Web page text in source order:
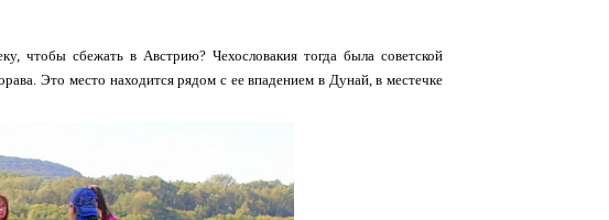
чтобы сбежать в Австрию? Чехословакия тогда была советской
Это место находится рядом с ее впадением в Дунай, в местечке